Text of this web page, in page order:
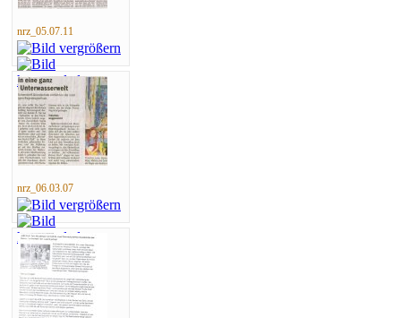
nrz_05.07.11
nrz_06.03.07